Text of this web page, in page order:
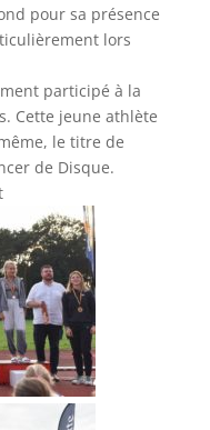
pour sa présence
lors
participé à la
Cette jeune athlète
le titre de
de Disque.